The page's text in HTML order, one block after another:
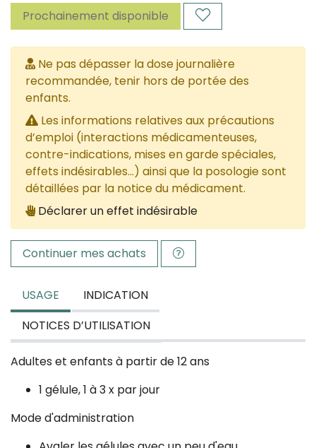
Prochainement disponible
Ne pas dépasser la dose journalière
recommandée, tenir hors de portée des
enfants.
Les informations relatives aux précautions
d’emploi (interactions médicamenteuses,
contre-indications, mises en garde spéciales,
effets indésirables...) ainsi que la posologie sont
détaillées par la notice du médicament.
Déclarer un effet indésirable
Continuer mes achats
USAGE
INDICATION
NOTICES D’UTILISATION
Adultes et enfants à partir de 12 ans
1 gélule, 1 à 3 x par jour
Mode d'administration